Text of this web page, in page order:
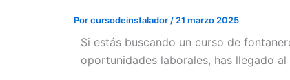
Porcursodeinstalador/21 marzo 2025
Si estás buscando un curso de
oportunidades laborales, has llegado